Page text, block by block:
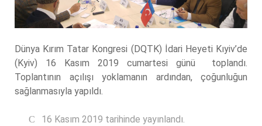
Dünya Kırım Tatar Kongresi (DQTK) İdari Heyeti Kıyiv’de
(Kyiv) 16 Kasım 2019 cumartesi günü toplandı.
Toplantının açılışı yoklamanın ardından, çoğunluğun
sağlanmasıyla yapıldı.
16 Kasım 2019 tarihinde yayınlandı.